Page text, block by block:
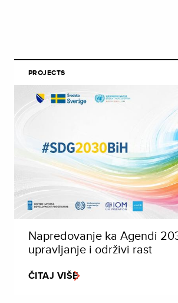
PROJECTS
Napredovanje ka Agendi
upravljanje i održivi rast
ČITAJ VIŠE